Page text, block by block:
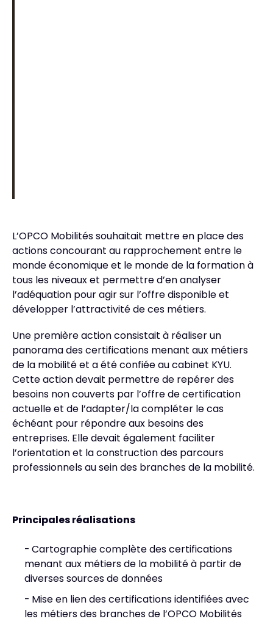
L’OPCO Mobilités souhaitait mettre en place des
actions concourant au rapprochement entre le
monde économique et le monde de la formation à
tous les niveaux et permettre d’en analyser
l’adéquation pour agir sur l’offre disponible et
développer l’attractivité de ces métiers.
Une première action consistait à réaliser un
panorama des certifications menant aux métiers
de la mobilité et a été confiée au cabinet KYU.
Cette action devait permettre de repérer des
besoins non couverts par l’offre de certification
actuelle et de l’adapter/la compléter le cas
échéant pour répondre aux besoins des
entreprises. Elle devait également faciliter
l’orientation et la construction des parcours
professionnels au sein des branches de la mobilité.
Principales réalisations
Cartographie complète des certifications
menant aux métiers de la mobilité à partir de
diverses sources de données
Mise en lien des certifications identifiées avec
les métiers des branches de l’OPCO Mobilités